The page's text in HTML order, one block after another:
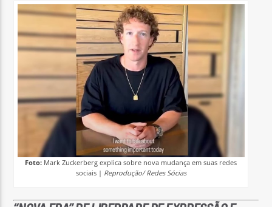
Foto: Mark Zuckerberg explica sobre nova mudança em suas redes
sociais | Reprodução/ Redes Sócias